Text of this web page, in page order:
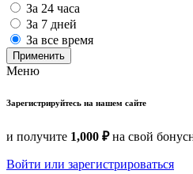
За 24 часа
За 7 дней
За все время
Применить
Меню
Зарегистрируйтесь на нашем сайте
и получите 1,000 ₽на свой
Войти или зарегистрироваться